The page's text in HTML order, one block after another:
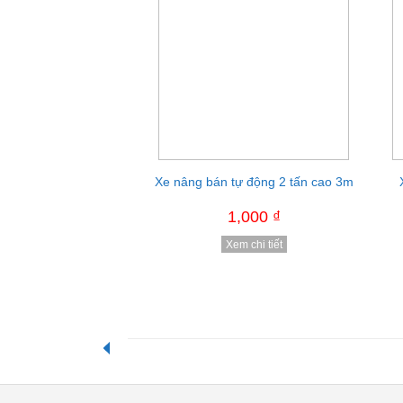
Xe nâng bán tự động 2 tấn cao 3m
1,000 ₫
Xem chi tiết
Xe nâng tay cao 500kg cao 1.2m
9,000,000 ₫
8,000,000 ₫